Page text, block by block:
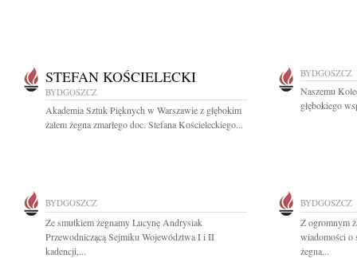
STEFAN KOŚCIELECKI
BYDGOSZCZ
Akademia Sztuk Pięknych w Warszawie z głębokim
żalem żegna zmarłego doc. Stefana Kościeleckiego...
BYDGOSZCZ
Naszemu
głębokiego
BYDGOSZCZ
Ze smutkiem żegnamy Lucynę Andrysiak
Przewodniczącą Sejmiku Województwa I i II
kadencji,...
BYDGOSZCZ
Z ogromnym
wiadomości o
żegna...